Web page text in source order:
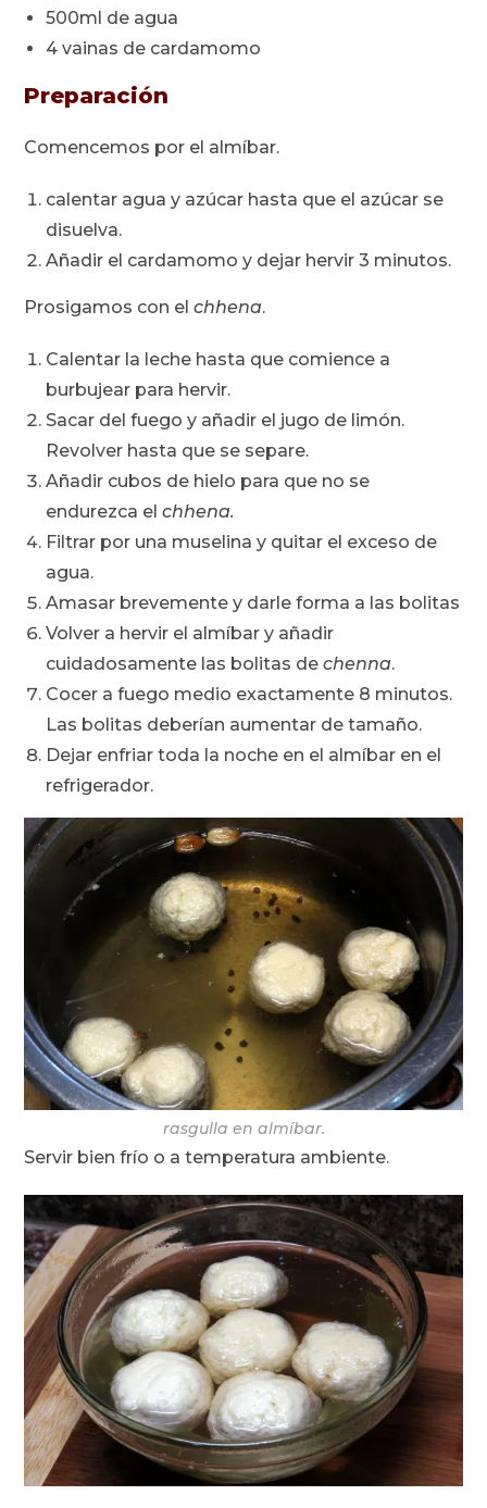
500ml de agua
4 vainas de cardamomo
Preparación
Comencemos por el almíbar.
calentar agua y azúcar hasta que el azúcar se
disuelva.
Añadir el cardamomo y dejar hervir 3 minutos.
Prosigamos con elchhena.
Calentar la leche hasta que comience a
burbujear para hervir.
Sacar del fuego y añadir el jugo de limón.
Revolver hasta que se separe.
Añadir cubos de hielo para que no se
endurezca elchhena.
Filtrar por una muselina y quitar el exceso de
agua.
Amasar brevemente y darle forma a las bolitas
Volver a hervir el almíbar y añadir
cuidadosamente las bolitas dechenna.
Cocer a fuego medio exactamente 8 minutos.
Las bolitas deberían aumentar de tamaño.
Dejar enfriar toda la noche en el almíbar en el
refrigerador.
rasgulla en almíbar.
Servir bien frío o a temperatura ambiente.